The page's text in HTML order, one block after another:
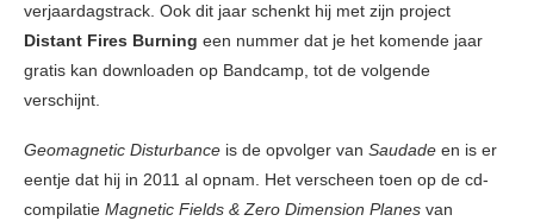
verjaardagstrack. Ook dit jaar schenkt hij met zijn project
Distant Fires Burning een nummer dat je het komende jaar
gratis kan downloaden op Bandcamp, tot de volgende
verschijnt.
Geomagnetic Disturbance is de opvolger van Saudade en is er
eentje dat hij in 2011 al opnam. Het verscheen toen op de cd-
compilatie Magnetic Fields & Zero Dimension Planes van